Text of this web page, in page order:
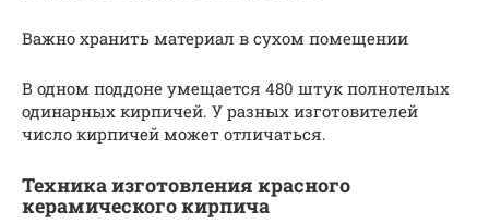
Важно хранить материал в сухом помещении
В одном поддоне умещается 480 штук полнотелых
одинарных кирпичей. У разных изготовителей
число кирпичей может отличаться.
Техника изготовления красного
керамического кирпича